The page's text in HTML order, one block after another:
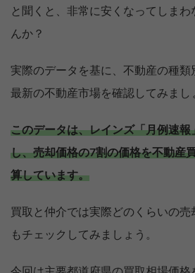
と聞くと、非常に安くなってしま
んか？
実際のデータを基に、不動産の種類
最新の不動産市場を確認してみまし
このデータは、レインズ「月例速
し、売却価格の7割の価格を不動産
算しています。
買取と仲介では実際どのくらいの
もチェックしてみましょう。